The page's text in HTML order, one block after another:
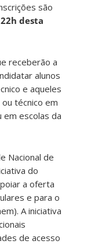
são
desta
receberão a
alunos
e aqueles
técnico em
em escolas da
Nacional de
do
a oferta
e para o
A iniciativa
de acesso